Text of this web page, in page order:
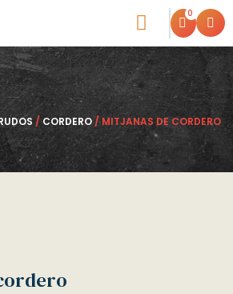
0
/CORDERO/ MITJANAS DE CORDERO